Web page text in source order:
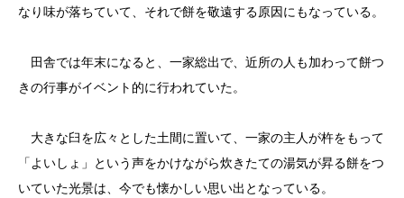
なり味が落ちていて、それで餅を敬遠する原因にもなっている。
田舎では年末になると、一家総出で、近所の人も加わって餅つ
きの行事がイベント的に行われていた。
大きな臼を広々とした土間に置いて、一家の主人が杵をもって
「よいしょ」という声をかけながら炊きたての湯気が昇る餅をつ
いていた光景は、今でも懐かしい思い出となっている。